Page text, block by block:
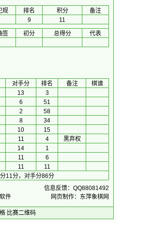
规 排名 积分
备注
9
11
签 初分 总得分 代表
对手分 排名 备注
棋谱
13
3
6
51
2
58
8
34
10
15
11 4
黑弃权
14
1
11
6
11
11
11分，对手分86分
信息反馈：QQ88081492
件 网页制作：东萍象棋网
比赛二维码